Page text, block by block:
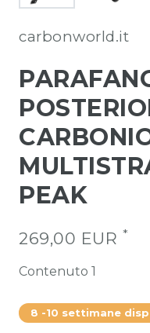
carbonworld.it
PEAK
269,00 EUR *
Contenuto 1
8 -10 settimane